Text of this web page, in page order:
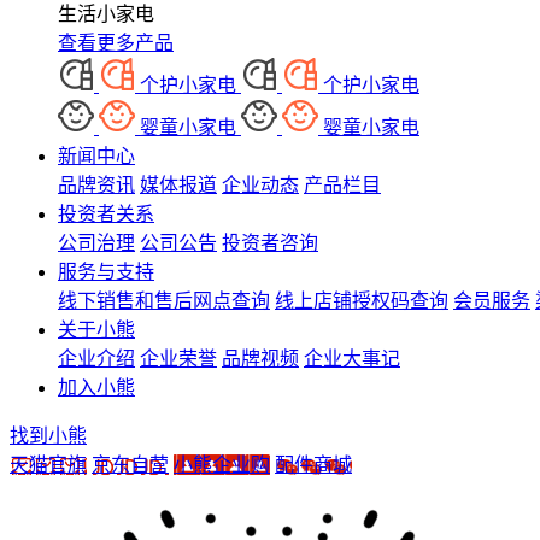
生活小家电
查看更多产品
个护小家电 个护小家电
婴童小家电
婴童小家电
新闻中心
品牌资讯 媒体报道 企业动态 产品栏目
投资者关系
公司治理 公司公告 投资者咨询
服务与支持
线下销售和售后网点查询 线上店铺授权码查询 会员服务
关于小熊
企业介绍 企业荣誉 品牌视频 企业大事记
加入小熊
找到小熊
天猫官旗 京东自营 小熊企业购 配件商城